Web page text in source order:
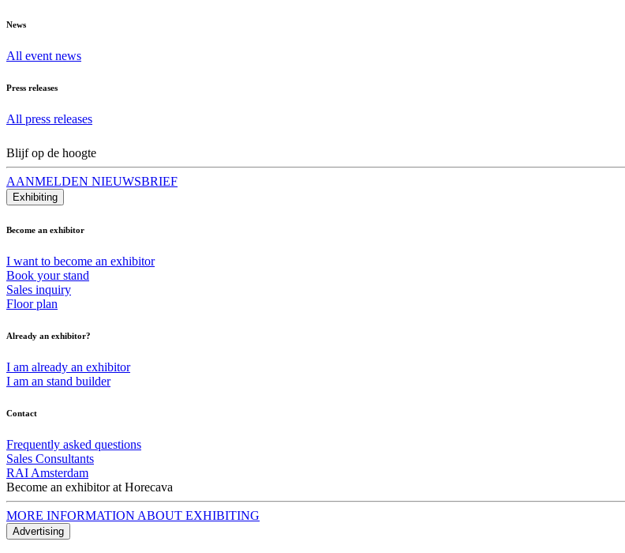
News
All event news
Press releases
All press releases
Blijf op de hoogte
AANMELDEN NIEUWSBRIEF
Exhibiting
Become an exhibitor
I want to become an exhibitor
Book your stand
Sales inquiry
Floor plan
Already an exhibitor?
I am already an exhibitor
I am an stand builder
Contact
Frequently asked questions
Sales Consultants
RAI Amsterdam
Become an exhibitor at Horecava
MORE INFORMATION ABOUT EXHIBITING
Advertising